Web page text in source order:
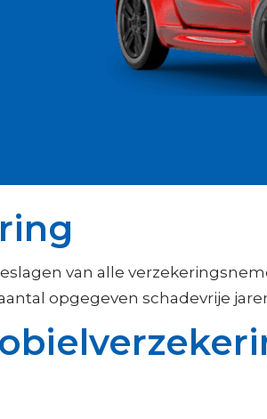
van alle
opgegeven schadevrije